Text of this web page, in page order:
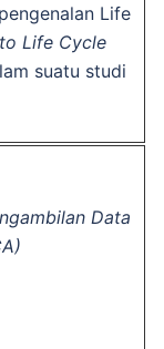
Life
Life Cycle
suatu studi
Data